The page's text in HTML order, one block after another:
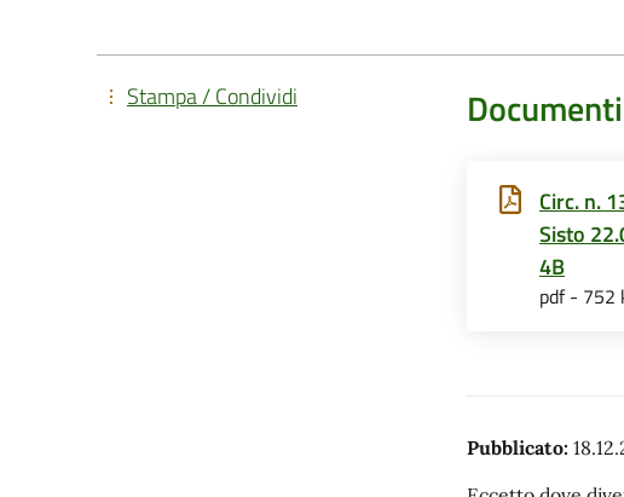
Documenti
Circ. n.
Sisto
4B
pdf - 752
Pubblicato:
Stampa / Condividi